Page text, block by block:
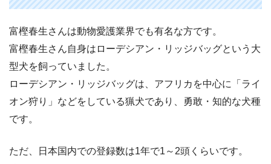
富樫春生さんは動物愛護業界でも有名な方です。
富樫春生さん自身はローデシアン・リッジバッグという大
型犬を飼っていました。
ローデシアン・リッジバッグは、アフリカを中心に「ライ
オン狩り」などをしている猟犬であり、勇敢・知的な犬種
です。
ただ、日本国内での登録数は1年で1～2頭くらいです。